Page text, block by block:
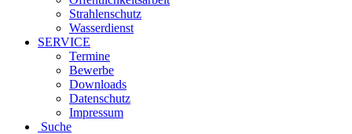
Strahlenschutz
Wasserdienst
SERVICE
Termine
Bewerbe
Downloads
Datenschutz
Impressum
Suche